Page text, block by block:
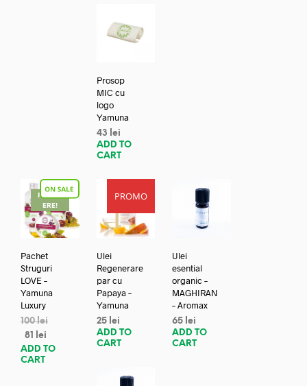
Prosop
MIC cu
logo
Yamuna
43
lei
ADD TO
CART
REDUC
ERE!
Pachet
Struguri
LOVE –
Yamuna
Luxury
100lei
81
lei
ADD TO
CART
PROMO
Ulei
Regenerare
par cu
Papaya –
Yamuna
25 lei
ADD TO
CART
Ulei
esential
organic –
MAGHIRAN
– Aromax
65 lei
ADD TO
CART